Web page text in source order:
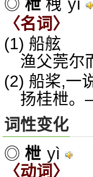
◎ 枻 栧 yì
〈名词〉
(1) 船舷
渔父莞尔
(2) 船桨,一
扬桂枻。
词性变化
◎ 枻 yì
〈动词〉